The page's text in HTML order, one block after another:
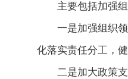
主要包括加强
一是加强组织
化落实责任分工，
二是加大政策